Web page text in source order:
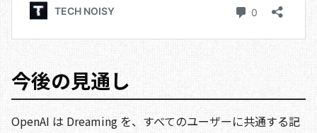
今後の見通し
OpenAI は Dreaming を、すべてのユーザーに共通する記